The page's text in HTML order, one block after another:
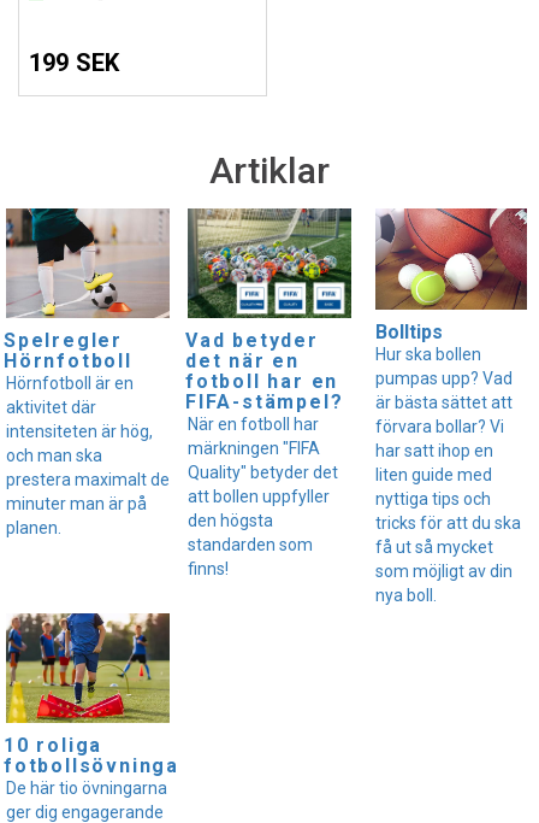
199 SEK
Artiklar
Spelregler
Hörnfotboll
Hörnfotboll är en
aktivitet där
intensiteten är hög,
och man ska
prestera maximalt de
minuter man är på
planen.
Vad betyder
det när en
fotboll har en
FIFA-stämpel?
När en fotboll har
märkningen "FIFA
Quality" betyder det
att bollen uppfyller
den högsta
standarden som
finns!
Bolltips
Hur ska bollen
pumpas upp? Vad
är bästa sättet att
förvara bollar? Vi
har satt ihop en
liten guide med
nyttiga tips och
tricks för att du ska
få ut så mycket
som möjligt av din
nya boll.
10 roliga
fotbollsövningar
De här tio övningarna
ger dig engagerande